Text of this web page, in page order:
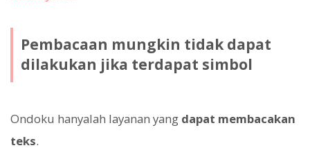
Pembacaan mungkin tidak dapat
dilakukan jika terdapat simbol
Ondoku hanyalah layanan yang dapat membacakan
teks.